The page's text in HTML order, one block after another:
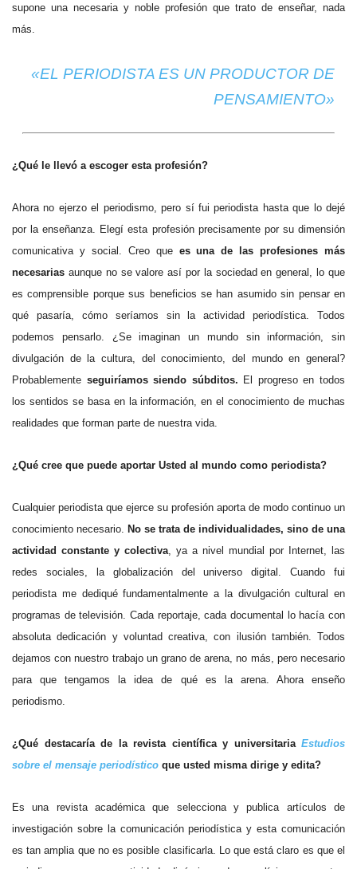
supone una necesaria y noble profesión que trato de enseñar, nada
más.
«EL PERIODISTA ES UN PRODUCTOR DE
PENSAMIENTO»
¿Qué le llevó a escoger esta profesión?
Ahora no ejerzo el periodismo, pero sí fui periodista hasta que lo dejé
por la enseñanza. Elegí esta profesión precisamente por su dimensión
comunicativa y social. Creo que es una de las profesiones más
necesarias aunque no se valore así por la sociedad en general, lo que
es comprensible porque sus beneficios se han asumido sin pensar en
qué pasaría, cómo seríamos sin la actividad periodística. Todos
podemos pensarlo. ¿Se imaginan un mundo sin información, sin
divulgación de la cultura, del conocimiento, del mundo en general?
Probablemente seguiríamos siendo súbditos. El progreso en todos
los sentidos se basa en la información, en el conocimiento de muchas
realidades que forman parte de nuestra vida.
¿Qué cree que puede aportar Usted al mundo como periodista?
Cualquier periodista que ejerce su profesión aporta de modo continuo un
conocimiento necesario.
No se trata de individualidades, sino de una
actividad constante y colectiva , ya a nivel mundial por Internet, las
redes sociales, la globalización del universo digital. Cuando fui
periodista me dediqué fundamentalmente a la divulgación cultural en
programas de televisión. Cada reportaje, cada documental lo hacía con
absoluta dedicación y voluntad creativa, con ilusión también. Todos
dejamos con nuestro trabajo un grano de arena, no más, pero necesario
para que tengamos la idea de qué es la arena. Ahora enseño
periodismo.
¿Qué destacaría de la revista científica y universitariaEstudios
sobre el mensaje periodístico que usted misma dirige y edita?
Es una revista académica que selecciona y publica artículos de
investigación sobre la comunicación periodística y esta comunicación
es tan amplia que no es posible clasificarla. Lo que está claro es que el